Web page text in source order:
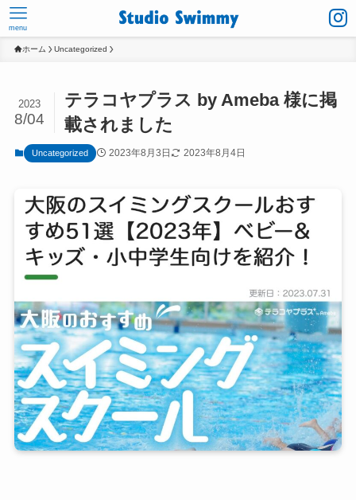
menu
ホーム Uncategorized
テラコヤプラス by Ameba 様に掲
載されました
2023
8/04
Uncategorized 2023年8月3日 2023年8月4日